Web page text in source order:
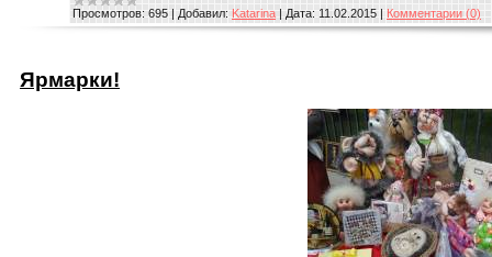
Просмотров: 695 | Добавил: Katarina | Дата: 11.02.2015 | Комментарии (0)
Ярмарки!